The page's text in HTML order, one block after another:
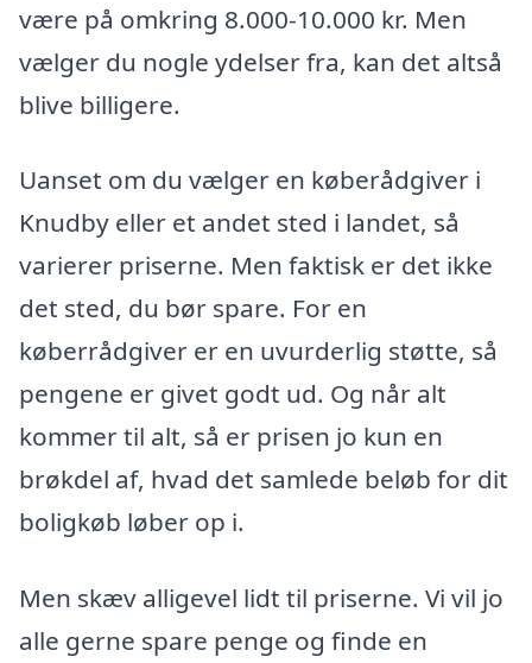
være på omkring 8.000-10.000 kr. Men
vælger du nogle ydelser fra, kan det altså
blive billigere.
Uanset om du vælger en køberådgiver i
Knudby eller et andet sted i landet, så
varierer priserne. Men faktisk er det ikke
det sted, du bør spare. For en
køberrådgiver er en uvurderlig støtte, så
pengene er givet godt ud. Og når alt
kommer til alt, så er prisen jo kun en
brøkdel af, hvad det samlede beløb for dit
boligkøb løber op i.
Men skæv alligevel lidt til priserne. Vi vil jo
alle gerne spare penge og finde en